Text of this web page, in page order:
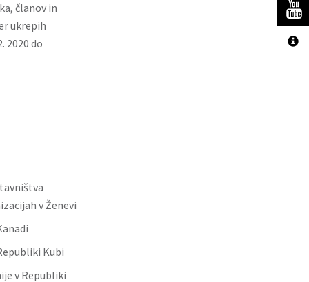
članov in
ukrepih
2020 do
v Ženevi
Kubi
v Republiki